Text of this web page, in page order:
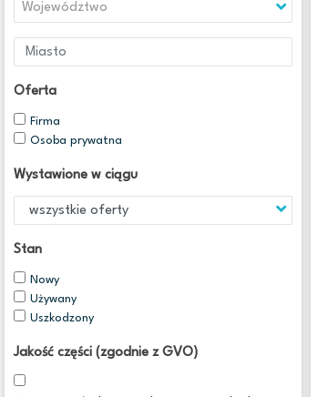
Województwo
Oferta
Firma
Osoba prywatna
Wystawione w ciągu
Stan
Nowy
Używany
Uszkodzony
Jakość części (zgodnie z GVO)